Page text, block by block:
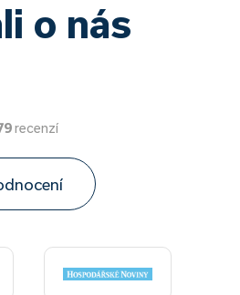
o nás
recenzí